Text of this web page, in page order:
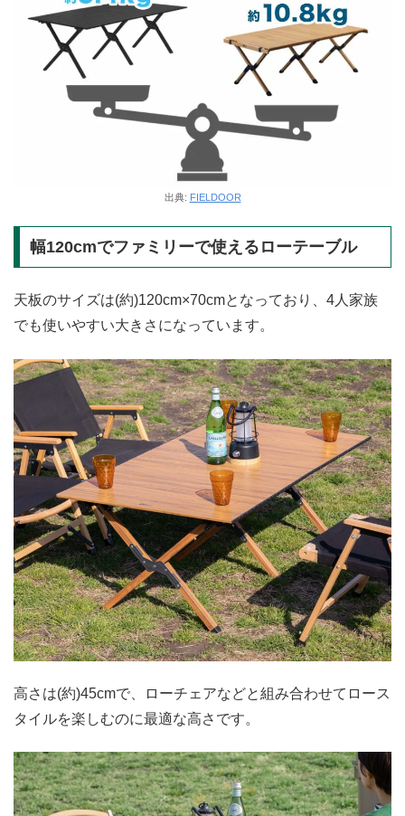
出典: FIELDOOR
幅120cmでファミリーで使えるローテーブル
天板のサイズは(約)120cm×70cmとなっており、4人家族
でも使いやすい大きさになっています。
高さは(約)45cmで、ローチェアなどと組み合わせてロース
タイルを楽しむのに最適な高さです。